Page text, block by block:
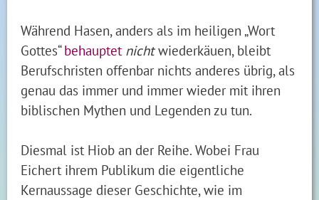
Während Hasen, anders als im heiligen „Wort
Gottes“behauptet nichtwiederkäuen, bleibt
Berufschristen offenbar nichts anderes übrig, als
genau das immer und immer wieder mit ihren
biblischen Mythen und Legenden zu tun.
Diesmal ist Hiob an der Reihe. Wobei Frau
Eichert ihrem Publikum die eigentliche
Kernaussage dieser Geschichte, wie im